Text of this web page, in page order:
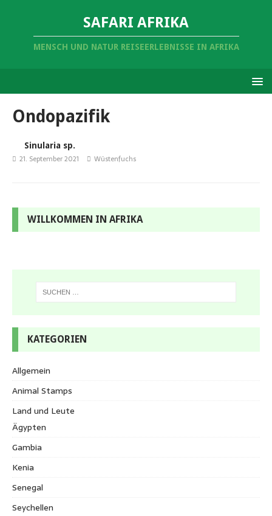
SAFARI AFRIKA
MENSCH UND NATUR REISEERLEBNISSE IN AFRIKA
Ondopazifik
Sinularia sp.
21. September 2021 Wüstenfuchs
WILLKOMMEN IN AFRIKA
KATEGORIEN
Allgemein
Animal Stamps
Land und Leute
Ägypten
Gambia
Kenia
Senegal
Seychellen